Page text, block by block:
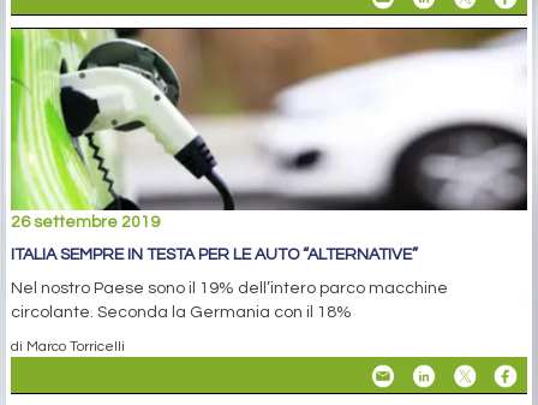
26 settembre 2019
ITALIA SEMPRE IN TESTA PER LE AUTO “ALTERNATIVE”
Nel nostro Paese sono il 19% dell’intero parco macchine
circolante. Seconda la Germania con il 18%
di Marco Torricelli